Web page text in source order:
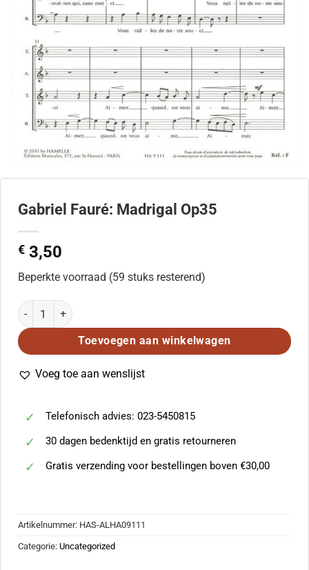
Gabriel Fauré: Madrigal Op35
€ 3,50
Beperkte voorraad (59 stuks resterend)
Gabriel Fauré: Madrigal Op35 aantal
Toevoegen aan winkelwagen
Voeg toe aan wenslijst
Telefonisch advies: 023-5450815
30 dagen bedenktijd en gratis retourneren
Gratis verzending voor bestellingen boven €30,00
Artikelnummer: HAS-ALHA09111
Categorie: Uncategorized